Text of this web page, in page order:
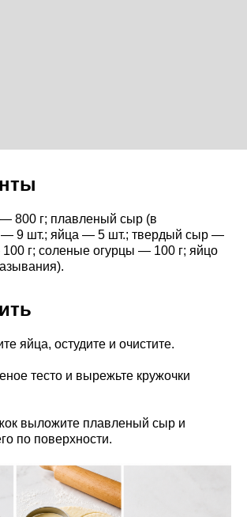
800 г; плавленый сыр (в
— 9 шт.; яйца — 5 шт.; твердый сыр —
г; соленые огурцы — 100 г; яйцо
яйца, остудите и очистите.
тесто и вырежьте кружочки
выложите плавленый сыр и
по поверхности.